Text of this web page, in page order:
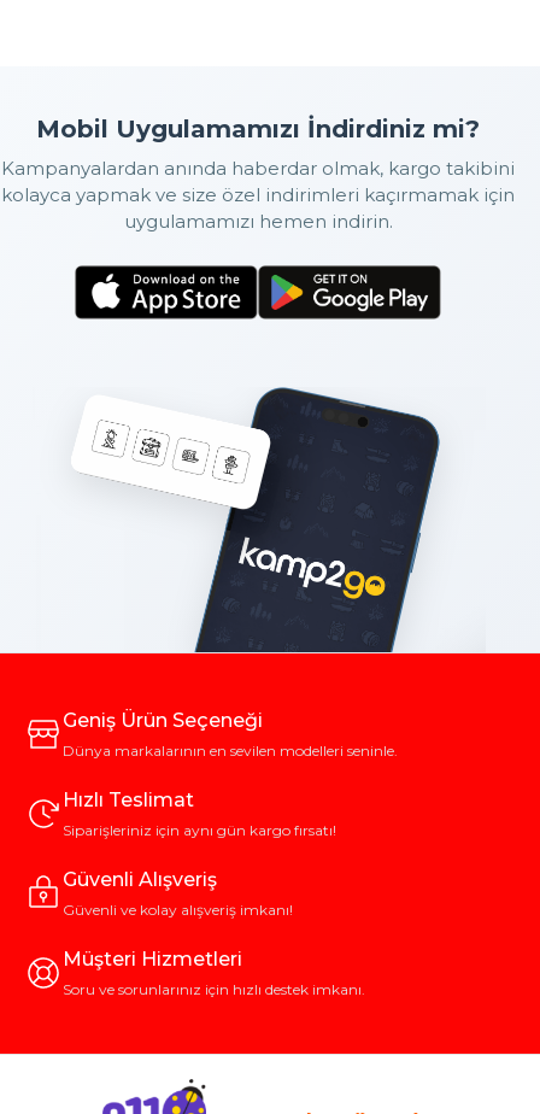
Mobil Uygulamamızı İndirdiniz mi?
Kampanyalardan anında haberdar olmak, kargo takibini
kolayca yapmak ve size özel indirimleri kaçırmamak için
uygulamamızı hemen indirin.
Geniş Ürün Seçeneği
Dünya markalarının en sevilen modelleri seninle.
Hızlı Teslimat
Siparişleriniz için aynı gün kargo fırsatı!
Güvenli Alışveriş
Güvenli ve kolay alışveriş imkanı!
Müşteri Hizmetleri
Soru ve sorunlarınız için hızlı destek imkanı.